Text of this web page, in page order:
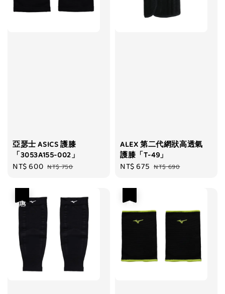
亞瑟士 ASICS 護膝
「3053A155-002」
Sale
NT$ 600 Regular
NT$ 750
ALEX 第二代網狀高透氣
護膝「T-49」
Sale
NT$ 675 Regular
NT$ 690